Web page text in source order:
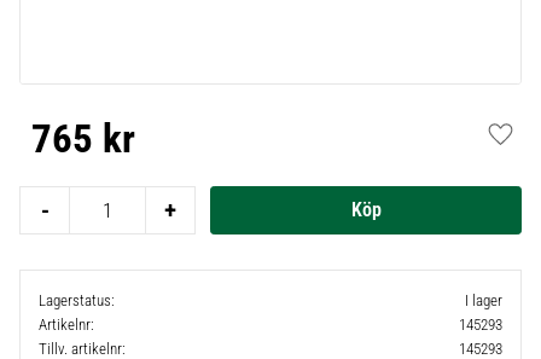
765 kr
+
-
Lagerstatus
I lager
Artikelnr
145293
Tillv. artikelnr
145293